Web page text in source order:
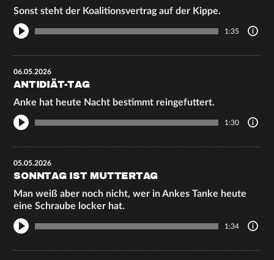
Sonst steht der Koalitionsvertrag auf der Kippe.
1:35
06.05.2026
ANTIDIÄT-TAG
Anke hat heute Nacht bestimmt reingefuttert.
1:30
05.05.2026
SONNTAG IST MUTTERTAG
Man weiß aber noch nicht, wer in Ankes Tanke heute
eine Schraube locker hat.
1:34